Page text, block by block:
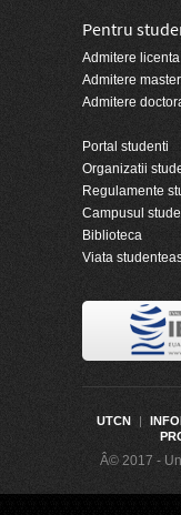
Pentru
Admitere licenta
Admitere master
Admitere
Portal studenti
Organizatii
Regulamente
Campusul
Biblioteca
Viata
UTCN |
Â© 2017 -